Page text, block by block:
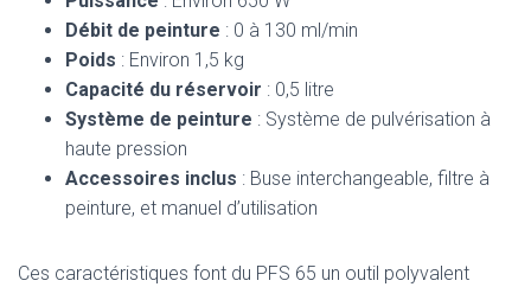
Débit de peinture : 0 à 130 ml/min
Poids : Environ 1,5 kg
Capacité du réservoir : 0,5 litre
Système de peinture : Système de pulvérisation à
haute pression
Accessoires inclus : Buse interchangeable, filtre à
peinture, et manuel d’utilisation
Ces caractéristiques font du PFS 65 un outil polyvalent